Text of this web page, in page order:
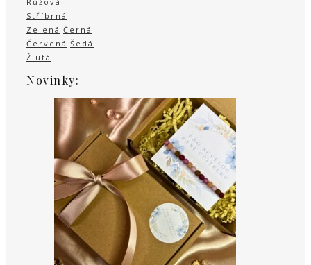
Stříbrná
Zelená Černá
Červená Šedá
Žlutá
Novinky: